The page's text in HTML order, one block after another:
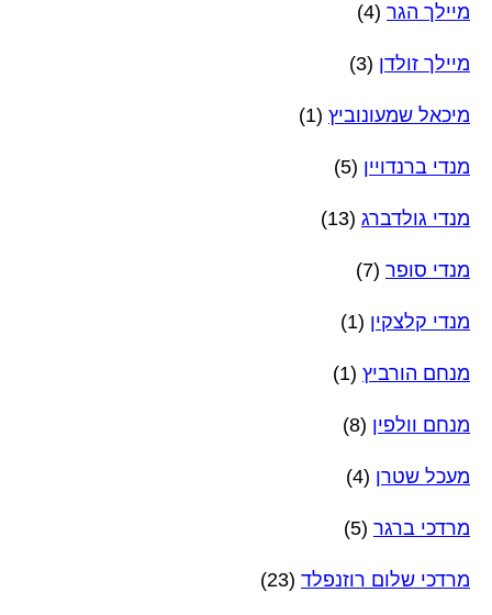
מיילך הגר (4)
מיילך זולדן (3)
מיכאל שמעונוביץ (1)
מנדי ברנדויין (5)
מנדי גולדברג (13)
מנדי סופר (7)
מנדי קלצקין (1)
מנחם הורביץ (1)
מנחם וולפין (8)
מעכל שטרן (4)
מרדכי ברגר (5)
מרדכי שלום רוזנפלד (23)